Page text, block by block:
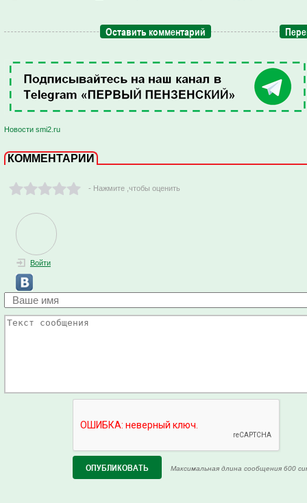
Оставить комментарий
Новости smi2.ru
КОММЕНТАРИИ
- Нажмите ,чтобы оценить
Войти
Максимальная длина сообщения 600